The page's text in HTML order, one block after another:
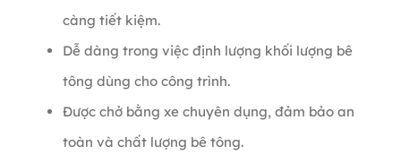
càng tiết kiệm.
Dễ dàng trong việc định lượng khối lượng bê
tông dùng cho công trình.
Được chở bằng xe chuyên dụng, đảm bảo an
toàn và chất lượng bê tông.